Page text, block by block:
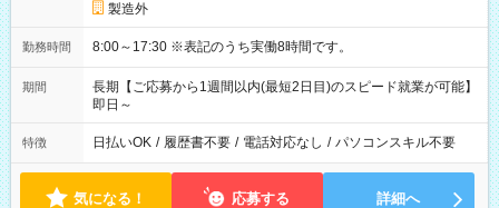
製造外
勤務時間 8:00～17:30 ※表記のうち実働8時間です。
期間
長期【ご応募から1週間以内(最短2日目)のスピード就業が可能】
即日～
特徴 日払いOK / 履歴書不要 / 電話対応なし / パソコンスキル不要
気になる！ 応募する 詳細へ